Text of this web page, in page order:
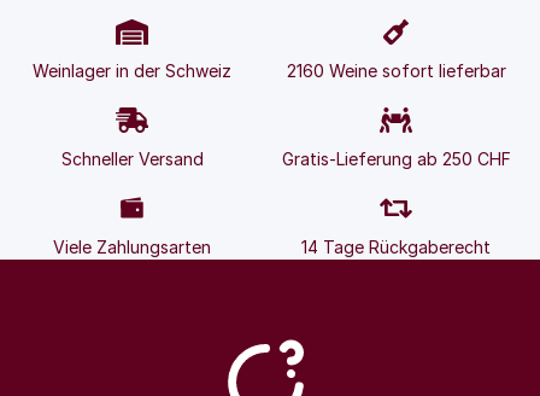
Weinlager in der Schweiz 2160 Weine sofort lieferbar
Schneller Versand Gratis-Lieferung ab 250 CHF
Viele Zahlungsarten 14 Tage Rückgaberecht